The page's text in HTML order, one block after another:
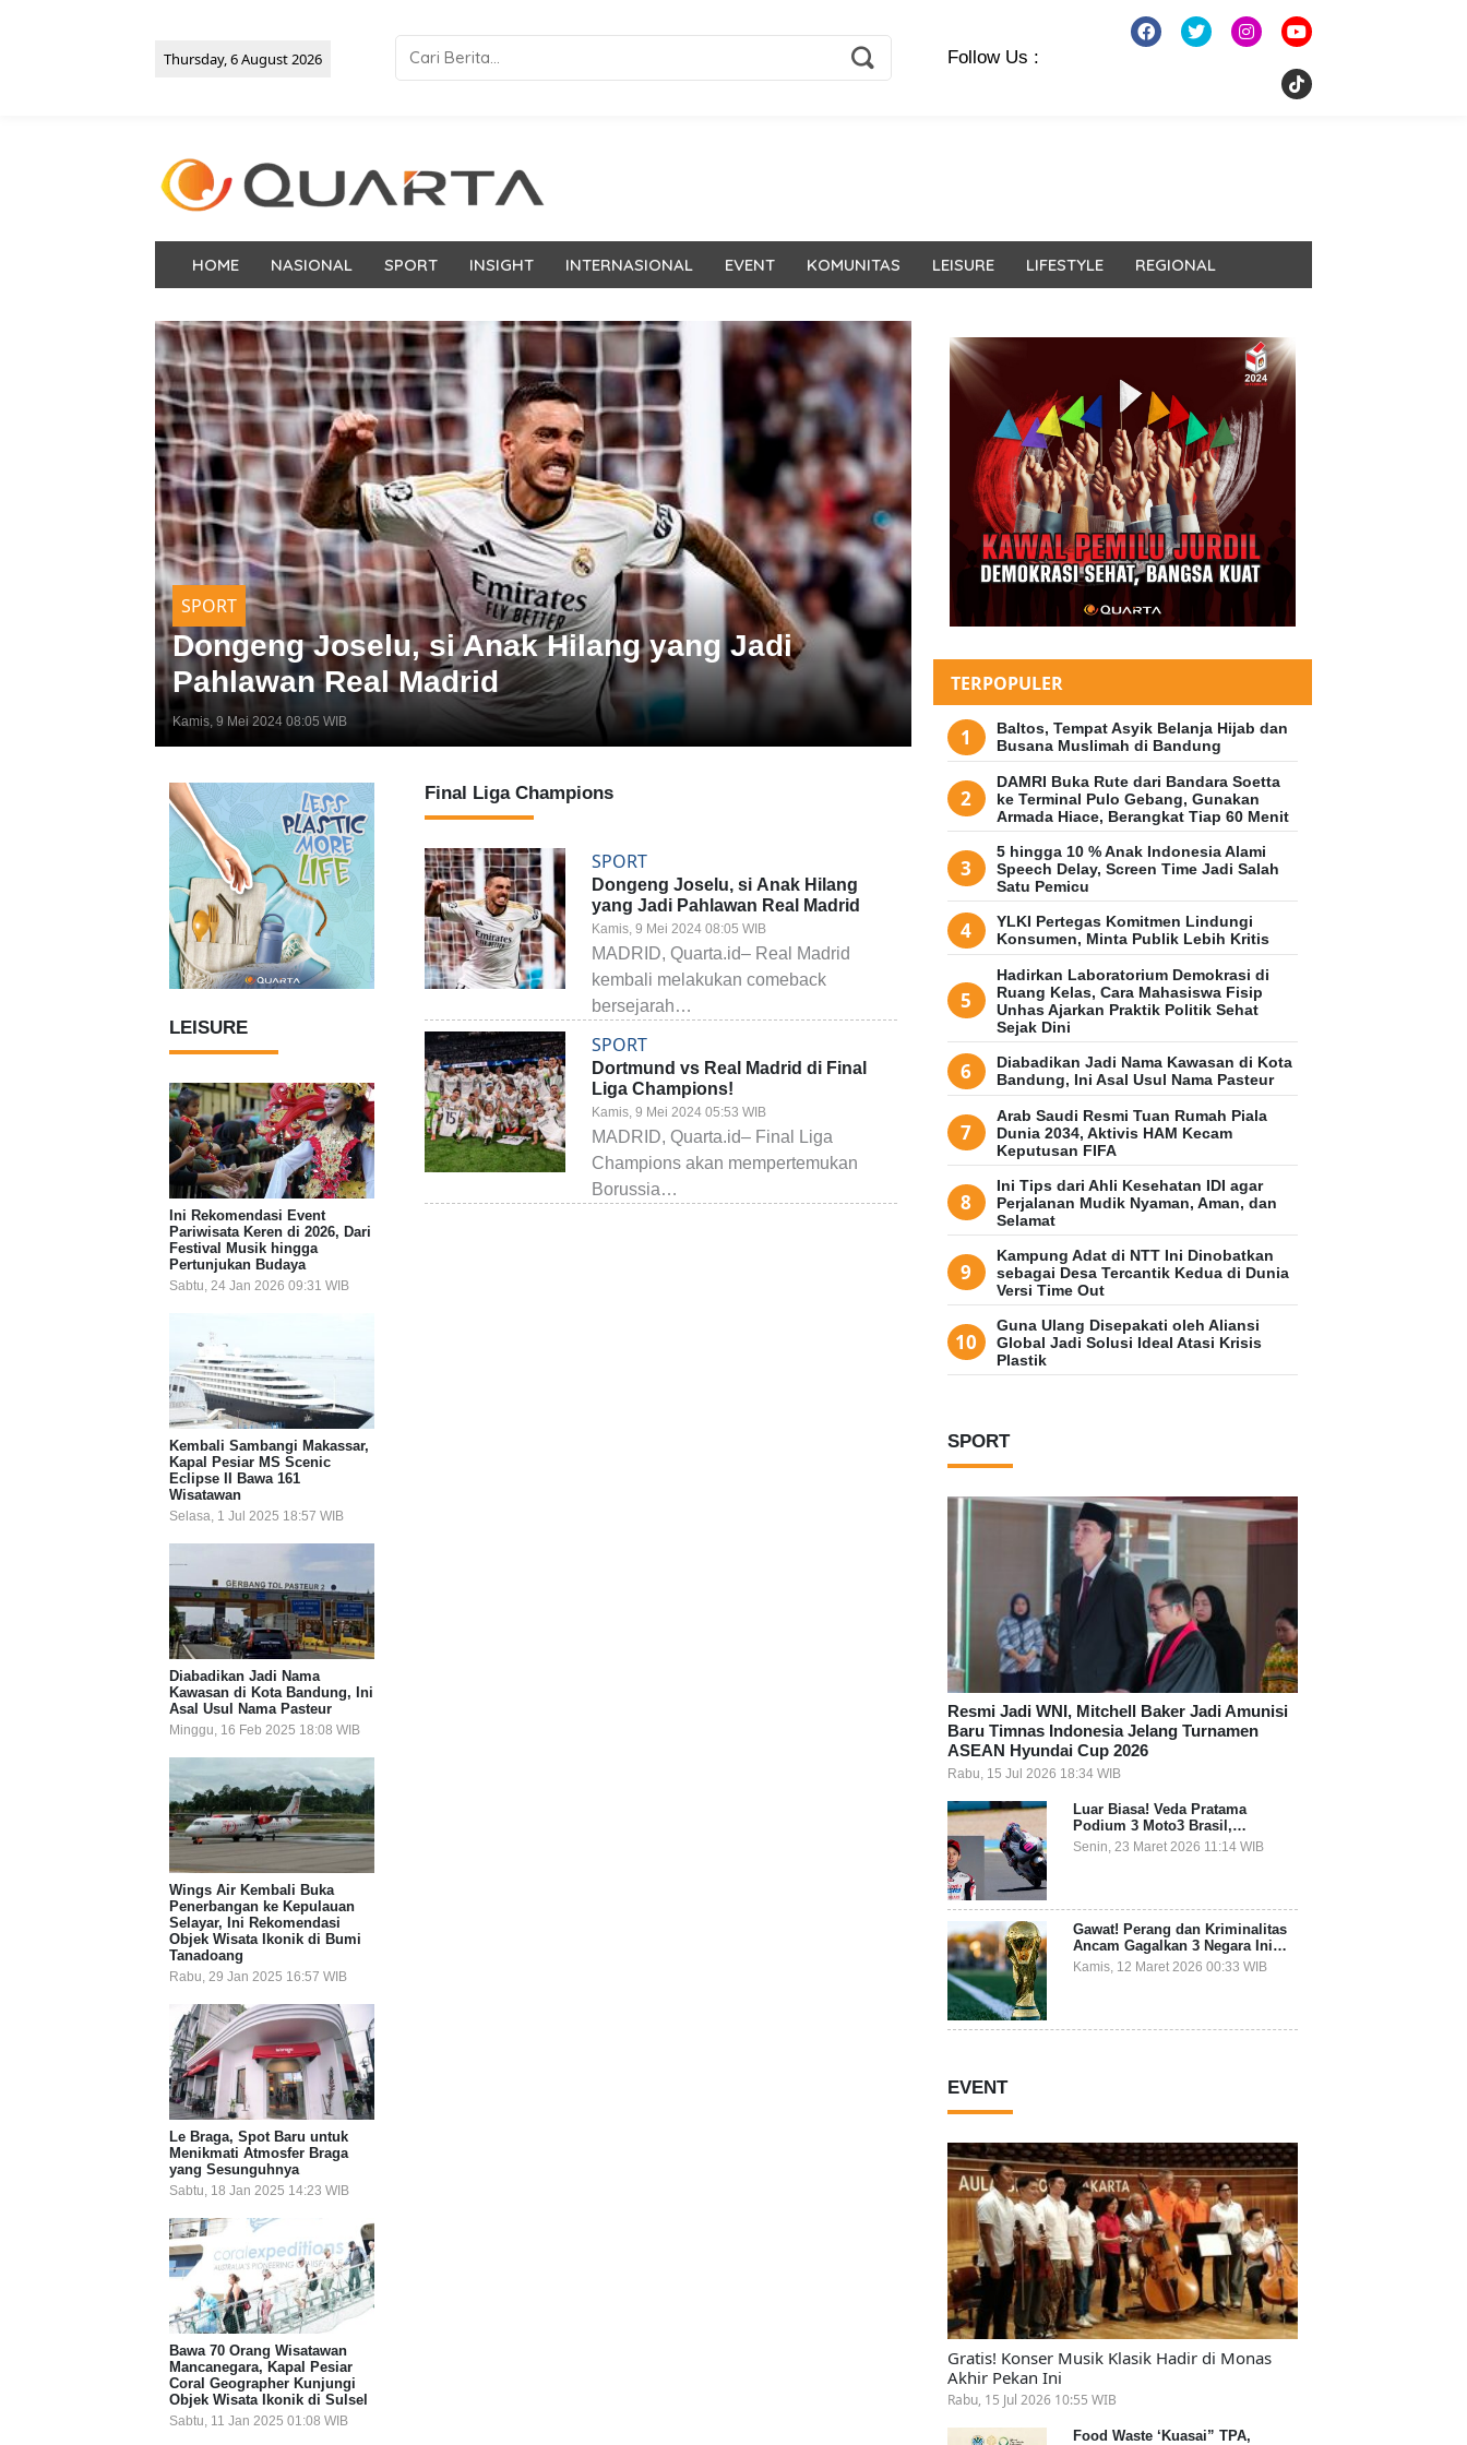
Thursday, 6 August 2026 Follow Us :
HOME NASIONAL SPORT INSIGHT INTERNASIONAL EVENT KOMUNITAS LEISURE LIFESTYLE REGIONAL
SPORT
Dortmund vs Real Madrid di Final Liga
Champions!
Kamis, 9 Mei 2024 05:53 WIB
SPORT
Pahlawan Real Madrid
Kamis, 9 Mei 2024 08:05 WIB
LEISURE
Ini Rekomendasi Event
Pariwisata Keren di 2026, Dari
Festival Musik hingga
Pertunjukan Budaya
Sabtu, 24 Jan 2026 09:31 WIB
Kembali Sambangi Makassar,
Kapal Pesiar MS Scenic
Eclipse II Bawa 161
Wisatawan
Selasa, 1 Jul 2025 18:57 WIB
Diabadikan Jadi Nama
Kawasan di Kota Bandung, Ini
Asal Usul Nama Pasteur
Minggu, 16 Feb 2025 18:08 WIB
Wings Air Kembali Buka
Penerbangan ke Kepulauan
Selayar, Ini Rekomendasi
Objek Wisata Ikonik di Bumi
Tanadoang
Rabu, 29 Jan 2025 16:57 WIB
Le Braga, Spot Baru untuk
Menikmati Atmosfer Braga
yang Sesunguhnya
Sabtu, 18 Jan 2025 14:23 WIB
Bawa 70 Orang Wisatawan
Mancanegara, Kapal Pesiar
Coral Geographer Kunjungi
Objek Wisata Ikonik di Sulsel
Sabtu, 11 Jan 2025 01:08 WIB
Final Liga Champions
SPORT
Dongeng Joselu, si Anak Hilang
yang Jadi Pahlawan Real Madrid
Kamis, 9 Mei 2024 08:05 WIB
MADRID, Quarta.id– Real Madrid
kembali melakukan comeback
bersejarah…
SPORT
Dortmund vs Real Madrid di Final
Liga Champions!
Kamis, 9 Mei 2024 05:53 WIB
MADRID, Quarta.id– Final Liga
Champions akan mempertemukan
Borussia…
TERPOPULER
Baltos, Tempat Asyik Belanja Hijab dan
Busana Muslimah di Bandung
DAMRI Buka Rute dari Bandara Soetta
ke Terminal Pulo Gebang, Gunakan
Armada Hiace, Berangkat Tiap 60 Menit
5 hingga 10 % Anak Indonesia Alami
Speech Delay, Screen Time Jadi Salah
Satu Pemicu
YLKI Pertegas Komitmen Lindungi
Konsumen, Minta Publik Lebih Kritis
Hadirkan Laboratorium Demokrasi di
Ruang Kelas, Cara Mahasiswa Fisip
Unhas Ajarkan Praktik Politik Sehat
Sejak Dini
Diabadikan Jadi Nama Kawasan di Kota
Bandung, Ini Asal Usul Nama Pasteur
Arab Saudi Resmi Tuan Rumah Piala
Dunia 2034, Aktivis HAM Kecam
Keputusan FIFA
Ini Tips dari Ahli Kesehatan IDI agar
Perjalanan Mudik Nyaman, Aman, dan
Selamat
Kampung Adat di NTT Ini Dinobatkan
sebagai Desa Tercantik Kedua di Dunia
Versi Time Out
Guna Ulang Disepakati oleh Aliansi
Global Jadi Solusi Ideal Atasi Krisis
Plastik
SPORT
Resmi Jadi WNI, Mitchell Baker Jadi Amunisi
Baru Timnas Indonesia Jelang Turnamen
ASEAN Hyundai Cup 2026
Rabu, 15 Jul 2026 18:34 WIB
Luar Biasa! Veda Pratama
Podium 3 Moto3 Brasil,
Pembalap Indonesia Pertama
Juara Grand Prix
Senin, 23 Maret 2026 11:14 WIB
Gawat! Perang dan Kriminalitas
Ancam Gagalkan 3 Negara Ini
Ikut Piala Dunia 2026
Kamis, 12 Maret 2026 00:33 WIB
EVENT
Gratis! Konser Musik Klasik Hadir di Monas
Akhir Pekan Ini
Rabu, 15 Jul 2026 10:55 WIB
Food Waste ‘Kuasai” TPA,